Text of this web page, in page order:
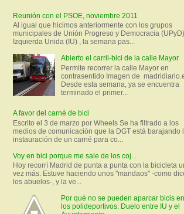
Reunión con el PSOE, noviembre 2011
Al igual que hicimos anteriormente con los grupos
municipales de Unión Progreso y Democracia
Izquierda Unida (IU) , la semana pas...
Abierto el carril-bici de la calle Mayor
Permite recorrer la calle Mayor en
contrasentido Imagen de
Desde esta semana, ya se encuentra
terminado el primer...
A favor del carné de bici
Escrito el 3 de marzo por Wheels Se ha filtrado a los
medios de comunicación que la DGT está barajando
instauración de un carné para co...
Voy en bici porque me sale de los coj...
Hoy recorrí Madrid de punta a punta con la bicicleta
vez más. Estuve haciendo unos "mandaos" -como
los abuelos-, y la ve...
Por qué no se pueden aparcar bicis en
los polideportivos: Duelo entre IU y el